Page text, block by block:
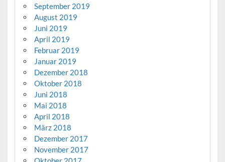
September 2019
August 2019
Juni 2019
April 2019
Februar 2019
Januar 2019
Dezember 2018
Oktober 2018
Juni 2018
Mai 2018
April 2018
März 2018
Dezember 2017
November 2017